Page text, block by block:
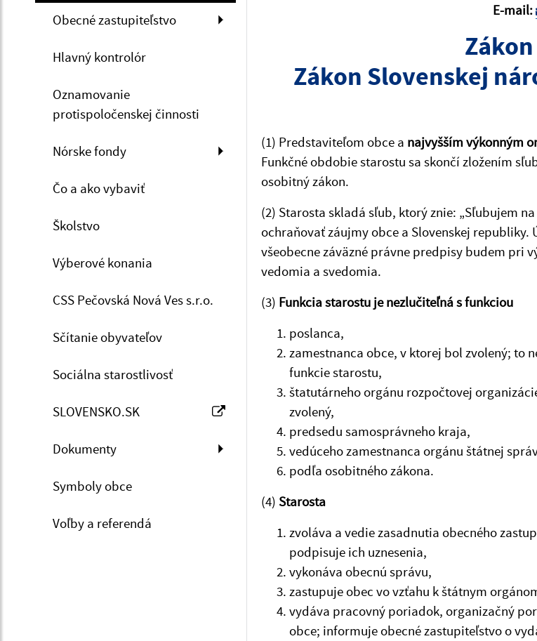
Obecné zastupiteľstvo
Hlavný kontrolór
Oznamovanie
protispoločenskej činnosti
Nórske fondy
Čo a ako vybaviť
Školstvo
Výberové konania
CSS Pečovská Nová Ves s.r.o.
Sčítanie obyvateľov
Sociálna starostlivosť
SLOVENSKO.SK
Dokumenty
Symboly obce
Voľby a referendá
E-mail:
Zákon Slovenskej
(1) Predstaviteľom obce a najvyšším výkonným
Funkčné obdobie starostu sa skončí zložením
osobitný zákon.
(2) Starosta skladá sľub, ktorý znie: „Sľubujem
ochraňovať záujmy obce a Slovenskej republiky.
všeobecne záväzné právne predpisy budem pri
vedomia a svedomia.
(3) Funkcia starostu je nezlučiteľná s funkciou
poslanca,
zamestnanca obce, v ktorej bol zvolený; to
funkcie starostu,
štatutárneho orgánu rozpočtovej
zvolený,
predsedu samosprávneho kraja,
vedúceho zamestnanca orgánu štátnej
podľa osobitného zákona.
(4) Starosta
zvoláva a vedie zasadnutia obecného
podpisuje ich uznesenia,
vykonáva obecnú správu,
zastupuje obec vo vzťahu k štátnym
vydáva pracovný poriadok, organizačný
obce; informuje obecné zastupiteľstvo o